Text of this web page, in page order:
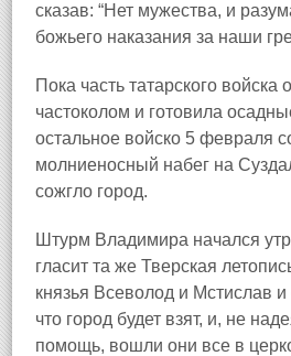
сказав: “Нет мужества, и
божьего наказания за наши
Пока часть татарского
частоколом и готовила
остальное войско 5 февраля
молниеносный набег на
сожгло город.
Штурм Владимира начался
гласит та же Тверская
князья Всеволод и Мстислав
что город будет взят, и, не
помощь, вошли они все в